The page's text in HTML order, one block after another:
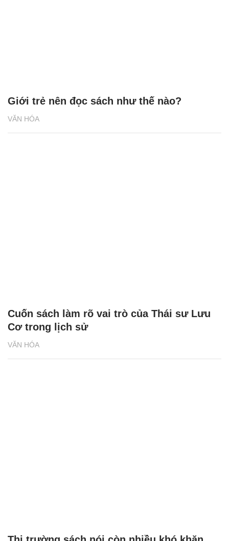
VĂN HÓA
Giới trẻ nên đọc sách như thế nào?
VĂN HÓA
Cuốn sách làm rõ vai trò của Thái sư Lưu
Cơ trong lịch sử